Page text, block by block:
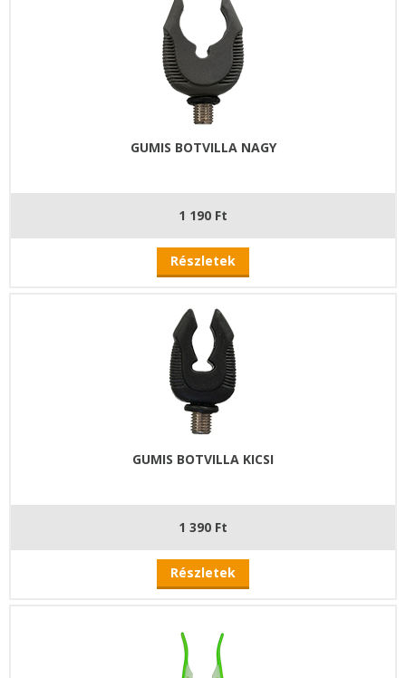
GUMIS BOTVILLA NAGY
1 190 Ft
Részletek
GUMIS BOTVILLA KICSI
1 390 Ft
Részletek